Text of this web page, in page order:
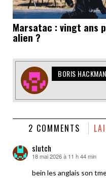
Marsatac : vingt ans
alien ?
BORIS HACKMAN
2 COMMENTS
slutch
dit :
18 mai 2026 à 11 h 44 min
bein les anglais son